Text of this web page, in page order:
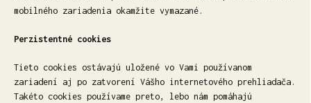
mobilného zariadenia okamžite vymazané.
Perzistentné cookies
Tieto cookies ostávajú uložené vo Vami používanom
zariadení aj po zatvorení Vášho internetového prehliadača.
Takéto cookies používame preto, lebo nám pomáhajú